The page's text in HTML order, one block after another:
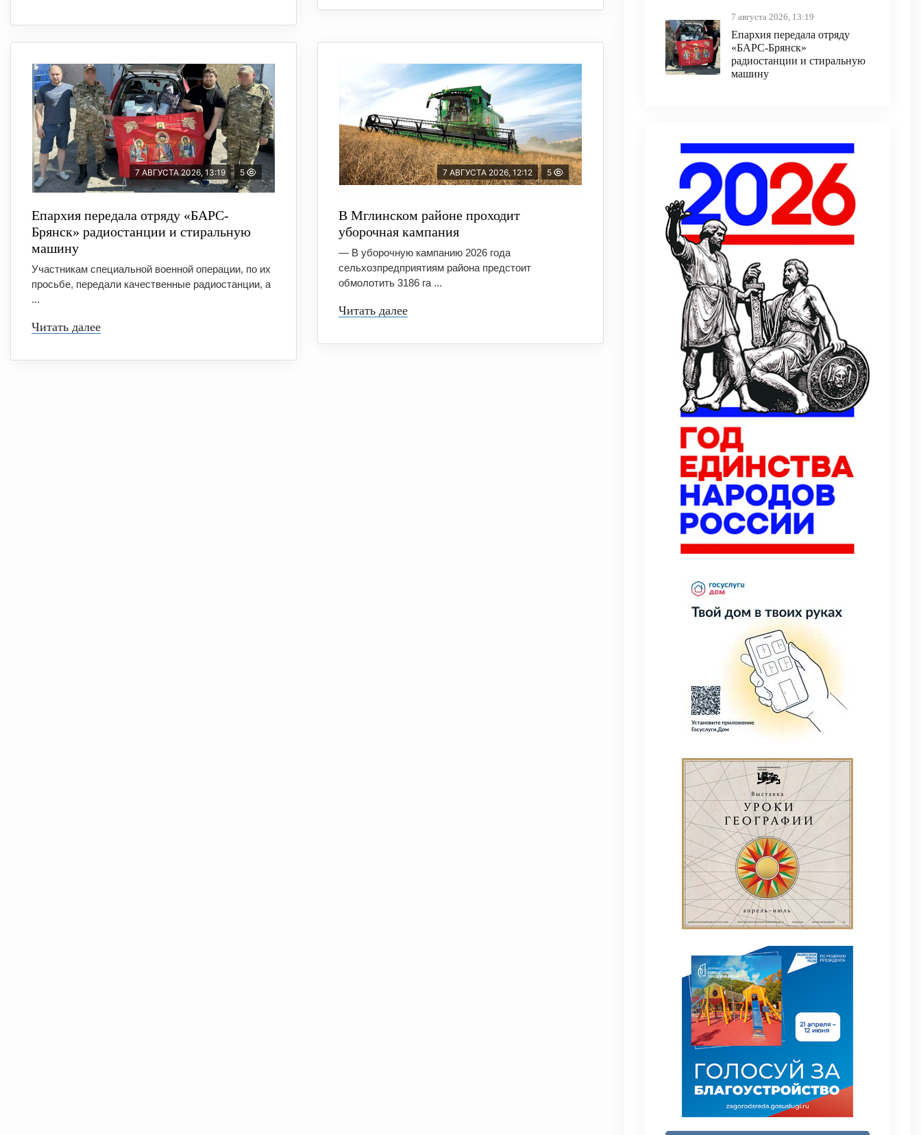
7 АВГУСТА 2026, 13:19 5
Епархия передала отряду «БАРС-
Брянск» радиостанции и стиральную
машину
Участникам специальной военной операции, по их
просьбе, передали качественные радиостанции, а
...
Читать далее
7 АВГУСТА 2026, 12:12 5
В Мглинском районе проходит
уборочная кампания
— В уборочную кампанию 2026 года
сельхозпредприятиям района предстоит
обмолотить 3186 га ...
Читать далее
7 августа 2026, 13:19
Епархия передала отряду
«БАРС-Брянск»
радиостанции и стиральную
машину